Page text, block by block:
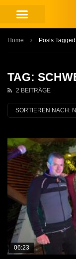
Home Posts
TAG:
2 BEITRÄGE
SORTIEREN NACH:
06:23